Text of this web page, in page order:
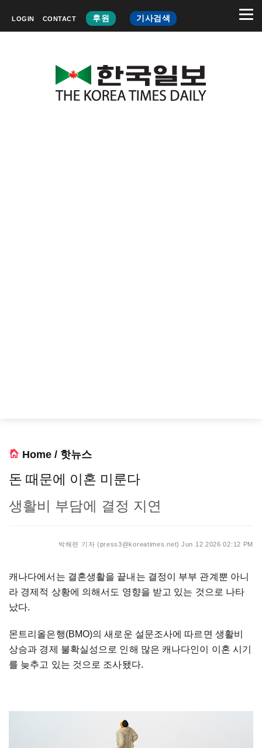
LOGIN CONTACT 후원 기사검색
Home / 핫뉴스
돈 때문에 이혼 미룬다
생활비 부담에 결정 지연
박해련 기자 (press3@koreatimes.net) Jun 12 2026 02:12 PM
캐나다에서는 결혼생활을 끝내는 결정이 부부 관계뿐 아니
라 경제적 상황에 의해서도 영향을 받고 있는 것으로 나타
났다.
몬트리올은행(BMO)의 새로운 설문조사에 따르면 생활비
상승과 경제 불확실성으로 인해 많은 캐나다인이 이혼 시기
를 늦추고 있는 것으로 조사됐다.